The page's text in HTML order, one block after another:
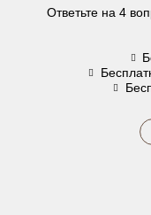
Ответьте на 4